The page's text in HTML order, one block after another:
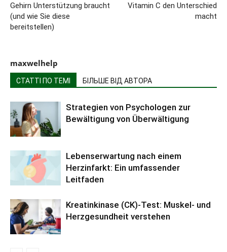
Gehirn Unterstützung braucht
(und wie Sie diese
bereitstellen)
Vitamin C den Unterschied
macht
maxwelhelp
СТАТТІ ПО ТЕМІ БІЛЬШЕ ВІД АВТОРА
Strategien von Psychologen zur
Bewältigung von Überwältigung
Lebenserwartung nach einem
Herzinfarkt: Ein umfassender
Leitfaden
Kreatinkinase (CK)-Test: Muskel- und
Herzgesundheit verstehen